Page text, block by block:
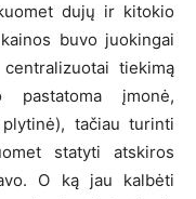
dujų ir kitokio
buvo juokingai
tiekimą
įmonė,
tačiau turinti
statyti atskiros
O ką jau kalbėti